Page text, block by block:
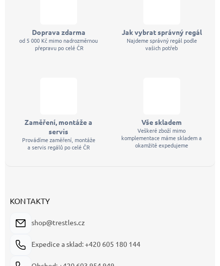
Doprava zdarma
od 5 000 Kč mimo nadrozměrnou
přepravu po celé ČR
Jak vybrat správný regál
Najdeme správný regál podle
vašich potřeb
Zaměření, montáže a
servis
Provádíme zaměření, montáže
a servis regálů po celé ČR
Vše skladem
Veškeré zboží mimo
komplementace máme skladem a
okamžitě expedujeme
KONTAKTY
shop@trestles.cz
Expedice a sklad: +420 605 180 144